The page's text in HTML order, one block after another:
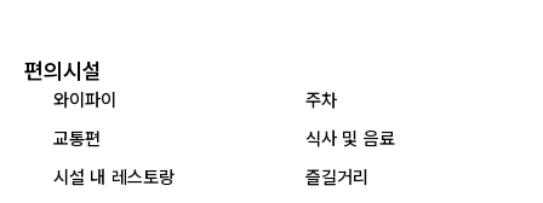
편의시설
와이파이
주차
교통편
식사 및 음료
시설 내 레스토랑
즐길거리